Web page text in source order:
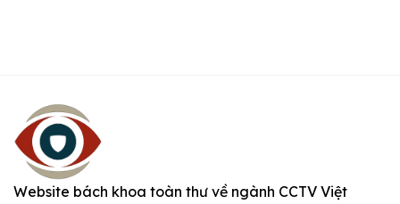
Website bách khoa toàn thư về ngành CCTV Việt